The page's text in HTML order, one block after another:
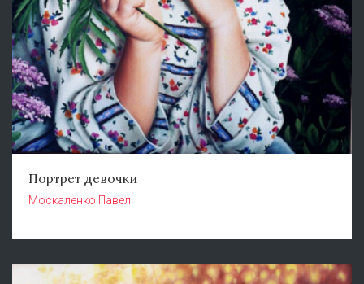
Портрет девочки
Москаленко Павел